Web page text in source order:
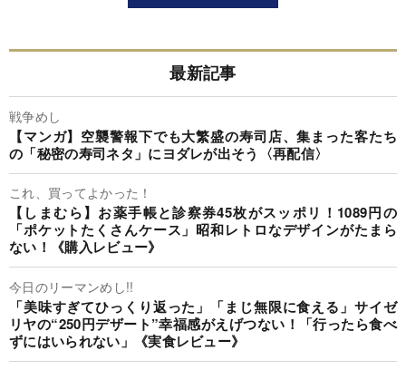
最新記事
戦争めし
【マンガ】空襲警報下でも大繁盛の寿司店、集まった客たち
の「秘密の寿司ネタ」にヨダレが出そう〈再配信〉
これ、買ってよかった！
【しまむら】お薬手帳と診察券45枚がスッポリ！1089円の
「ポケットたくさんケース」昭和レトロなデザインがたまら
ない！《購入レビュー》
今日のリーマンめし!!
「美味すぎてひっくり返った」「まじ無限に食える」サイゼ
リヤの“250円デザート”幸福感がえげつない！「行ったら食べ
ずにはいられない」《実食レビュー》